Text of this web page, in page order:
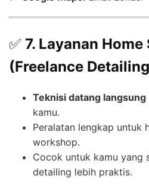
✅ 7. Layanan
(Freelance
Teknisi datang langsung
kamu.
Peralatan lengkap untuk
workshop.
Cocok untuk kamu yang
detailing lebih praktis.